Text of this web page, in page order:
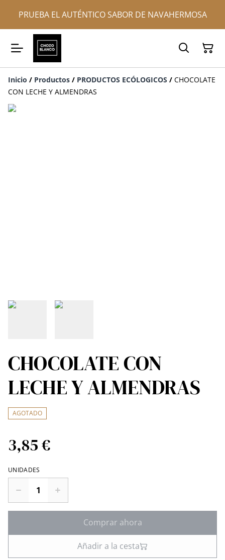
PRUEBA EL AUTÉNTICO SABOR DE NAVAHERMOSA
Inicio / Productos / PRODUCTOS ECÓLOGICOS / CHOCOLATE
CON LECHE Y ALMENDRAS
CHOCOLATE CON
LECHE Y ALMENDRAS
AGOTADO
3,85 €
UNIDADES
Comprar ahora
Añadir a la cesta